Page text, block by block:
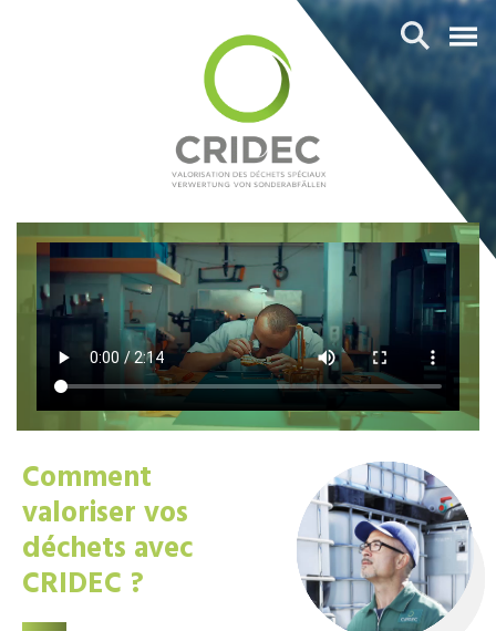
Comment
valoriser vos
déchets avec
CRIDEC ?